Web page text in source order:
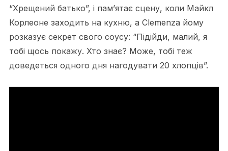
“Хрещений батько”, і пам’ятає сцену, коли Майкл
Корлеоне заходить на кухню, а Clemenza йому
розказує секрет свого соусу: “Підійди, малий, я
тобі щось покажу. Хто знає? Може, тобі теж
доведеться одного дня нагодувати 20 хлопців”.